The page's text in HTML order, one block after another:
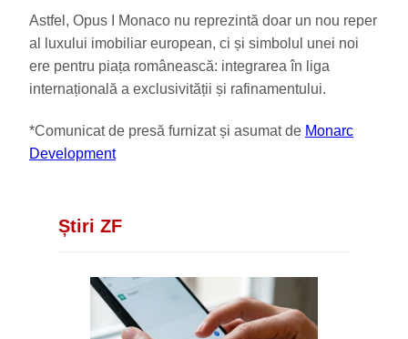
Astfel, Opus I Monaco nu reprezintă doar un nou reper
al luxului imobiliar european, ci și simbolul unei noi
ere pentru piața românească: integrarea în liga
internațională a exclusivității și rafinamentului.
*Comunicat de presă furnizat și asumat de Monarc
Development
Știri ZF